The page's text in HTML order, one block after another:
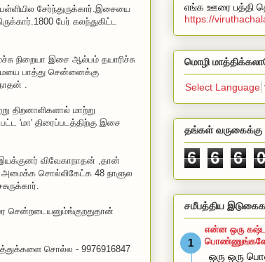
சேர்ந்துருக்கார்.இசையை
பேர் கலந்துகிட்ட
நிறையா இசை ஆல்பம் தயாரிச்சு
பாத்து சென்னைக்கு
.
திறனாளிகளால் மாற்று
'மா' திரைப்படத்திற்கு இசை
விவேகாநாதன் ,தான்
அமைக்க சொல்லிகேட்க 48 நாளுல
சென்றடையனும்ங்குறதுதான்
சொல்ல - 9976916847
எங்க ஊரை பத்தி
https://
மொழி
Select Language
தங்கள் வருகைக்கு
6 6 6 0
சமீபத்திய
என்ன ஒரு
ஒரு ஒரு